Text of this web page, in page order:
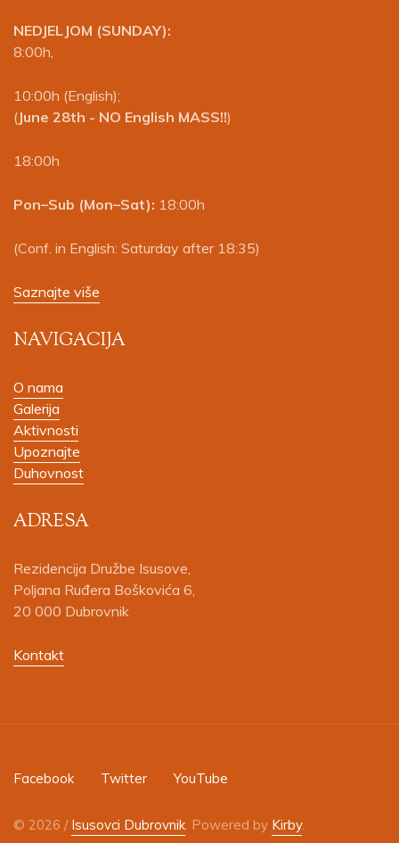
NEDJELJOM (SUNDAY):
8:00h,
10:00h (English);
(June 28th - NO English MASS!!)
18:00h
Pon–Sub (Mon–Sat): 18:00h
(Conf. in English: Saturday after 18:35)
Saznajte više
NAVIGACIJA
O nama
Galerija
Aktivnosti
Upoznajte
Duhovnost
ADRESA
Rezidencija Družbe Isusove,
Poljana Ruđera Boškovića 6,
20 000 Dubrovnik
Kontakt
Facebook Twitter YouTube
© 2026 / Isusovci Dubrovnik. Powered by Kirby.